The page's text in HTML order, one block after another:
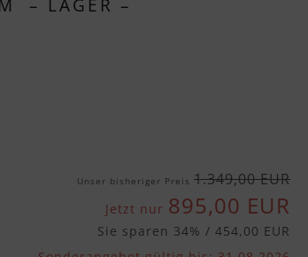
– LAGER –
Unser bisheriger Preis 1.349,00 EUR
Jetzt nur 895,00 EUR
Sie sparen 34% / 454,00 EUR